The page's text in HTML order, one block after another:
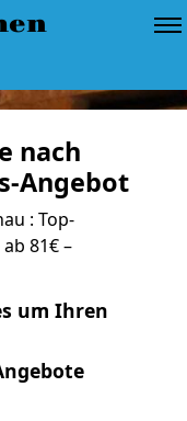
nach
Angebot
: Top-
81€ –
um Ihren